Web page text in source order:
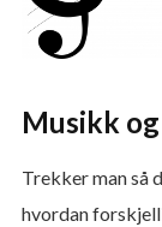
Musikk
Trekker man så
hvordan